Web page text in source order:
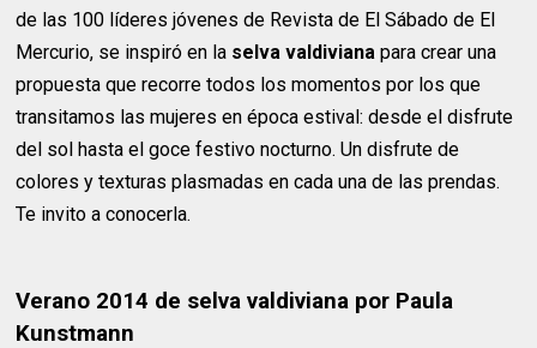
de las 100 líderes jóvenes de Revista de El Sábado de El
Mercurio, se inspiró en la selva valdiviana para crear una
propuesta que recorre todos los momentos por los que
transitamos las mujeres en época estival: desde el disfrute
del sol hasta el goce festivo nocturno. Un disfrute de
colores y texturas plasmadas en cada una de las prendas.
Te invito a conocerla.
Verano 2014 de selva valdiviana por Paula
Kunstmann